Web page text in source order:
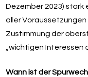
Dezember 2023) stark
aller
Zustimmung der
„wichtigen Interessen
Wann ist der